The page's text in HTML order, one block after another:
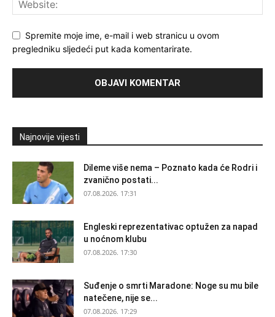
Spremite moje ime, e-mail i web stranicu u ovom
pregledniku sljedeći put kada komentarirate.
Najnovije vijesti
Dileme više nema – Poznato kada će Rodri i
zvanično postati...
07.08.2026. 17:31
Engleski reprezentativac optužen za napad
u noćnom klubu
07.08.2026. 17:30
Suđenje o smrti Maradone: Noge su mu bile
natečene, nije se...
07.08.2026. 17:29